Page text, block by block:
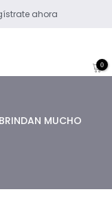
ahora
0
MUCHO